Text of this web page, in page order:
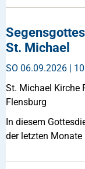
St. Michael
SO 06.09.2026 |
St. Michael Kirche
Flensburg
In diesem
der letzten